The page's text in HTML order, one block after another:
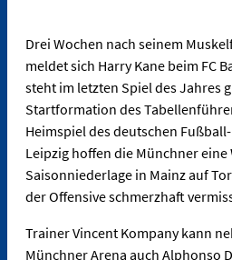
Drei Wochen nach seinem
meldet sich Harry Kane beim FC
steht im letzten Spiel des Jahres
Startformation des
Heimspiel des deutschen
Leipzig hoffen die Münchner eine
Saisonniederlage in Mainz auf
der Offensive schmerzhaft
Trainer Vincent Kompany kann
Münchner Arena auch Alphonso